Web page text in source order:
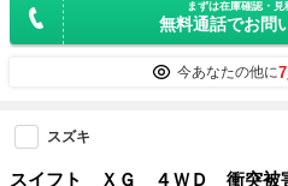
まずは在庫確認・見
無料通話でお問
今あなたの他に
スズキ
スイフト ＸＧ ４ＷＤ 衝突被